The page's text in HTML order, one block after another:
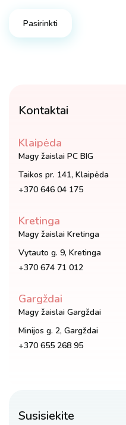
Pasirinkti
the
product
page
Kontaktai
Klaipėda
Magy žaislai PC BIG
Taikos pr. 141, Klaipėda
+370 646 04 175
Kretinga
Magy žaislai Kretinga
Vytauto g. 9, Kretinga
+370 674 71 012
Gargždai
Magy žaislai Gargždai
Minijos g. 2, Gargždai
+370 655 268 95
Susisiekite